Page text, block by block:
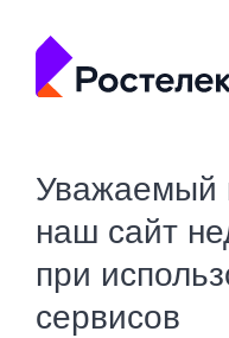
Уважаемый
наш сайт
при
сервисов